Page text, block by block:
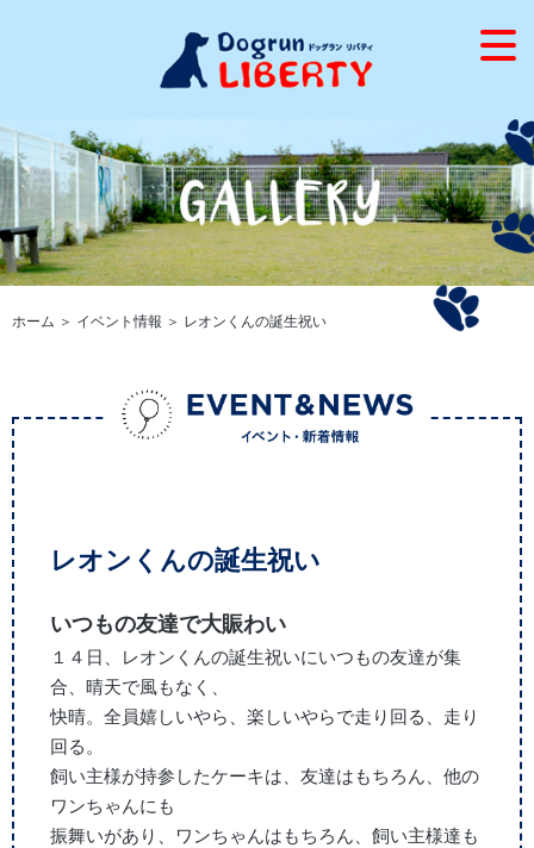
ホーム ＞ イベント情報 ＞ レオンくんの誕生祝い
レオンくんの誕生祝い
いつもの友達で大賑わい
１４日、レオンくんの誕生祝いにいつもの友達が集
合、晴天で風もなく、
快晴。全員嬉しいやら、楽しいやらで走り回る、走り
回る。
飼い主様が持参したケーキは、友達はもちろん、他の
ワンちゃんにも
振舞いがあり、ワンちゃんはもちろん、飼い主様達も